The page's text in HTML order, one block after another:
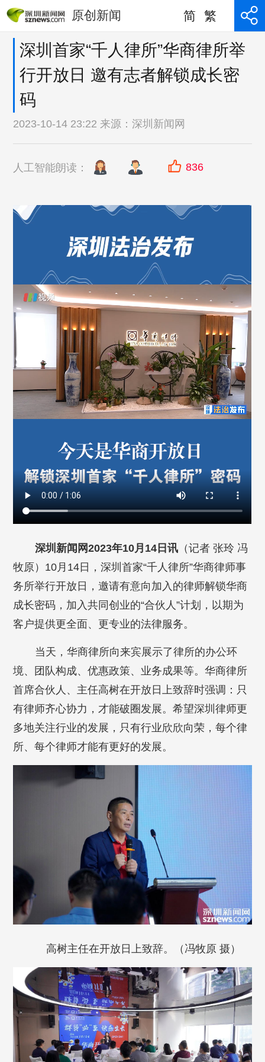
原创新闻 简 繁
深圳首家“千人律所”华商律所举
行开放日 邀有志者解锁成长密
码
2023-10-14 23:22 来源：深圳新闻网
人工智能朗读： 836
深圳新闻网2023年10月14日讯（记者 张玲 冯
牧原）10月14日，深圳首家“千人律所”华商律师事
务所举行开放日，邀请有意向加入的律师解锁华商
成长密码，加入共同创业的“合伙人”计划，以期为
客户提供更全面、更专业的法律服务。
当天，华商律所向来宾展示了律所的办公环
境、团队构成、优惠政策、业务成果等。华商律所
首席合伙人 、主任高树在开放日上致辞时强调：只
有律师齐心协力，才能破圈发展。希望深圳律师更
多地关注行业的发展，只有行业欣欣向荣，每个律
所、每个律师才能有更好的发展。
高树主任在开放日上致辞。（冯牧原 摄）